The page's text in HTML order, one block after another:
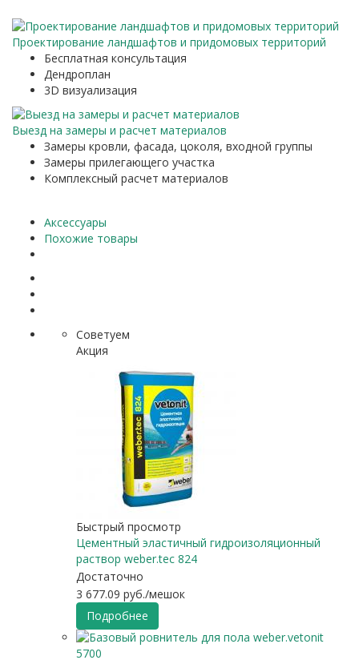
Проектирование ландшафтов и придомовых территорий
Бесплатная консультация
Дендроплан
3D визуализация
Выезд на замеры и расчет материалов
Замеры кровли, фасада, цоколя, входной группы
Замеры прилегающего участка
Комплексный расчет материалов
Аксессуары
Похожие товары
Советуем
Акция
Быстрый просмотр
Цементный эластичный гидроизоляционный
раствор weber.tec 824
Достаточно
3 677.09 руб./мешок
Подробнее